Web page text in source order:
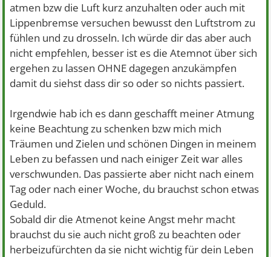
atmen bzw die Luft kurz anzuhalten oder auch mit
Lippenbremse versuchen bewusst den Luftstrom zu
fühlen und zu drosseln. Ich würde dir das aber auch
nicht empfehlen, besser ist es die Atemnot über sich
ergehen zu lassen OHNE dagegen anzukämpfen
damit du siehst dass dir so oder so nichts passiert.
Irgendwie hab ich es dann geschafft meiner Atmung
keine Beachtung zu schenken bzw mich mich
Träumen und Zielen und schönen Dingen in meinem
Leben zu befassen und nach einiger Zeit war alles
verschwunden. Das passierte aber nicht nach einem
Tag oder nach einer Woche, du brauchst schon etwas
Geduld.
Sobald dir die Atmenot keine Angst mehr macht
brauchst du sie auch nicht groß zu beachten oder
herbeizufürchten da sie nicht wichtig für dein Leben